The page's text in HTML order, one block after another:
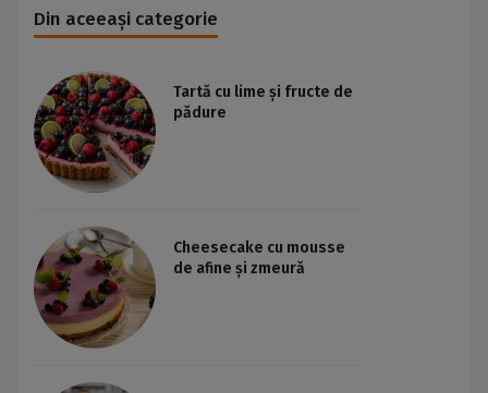
Din aceeași categorie
Tartă cu lime și fructe de
pădure
Cheesecake cu mousse
de afine și zmeură